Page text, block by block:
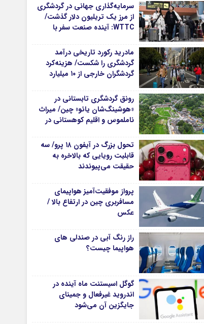
سرمایه‌گذاری جهانی در گردشگری
از مرز یک تریلیون دلار گذشت/
WTTC: آینده صنعت سفر با
تضمین می‌شود
مادرید رکورد تاریخی درآمد
گردشگری را شکست/ هزینه‌کرد
گردشگران خارجی از ۱۰ میلیارد
رونق گردشگری تابستانی در
«هوشینگ‌شان یائو» چین/ میراث
ناملموس و اقلیم کوهستانی در
تحول بزرگ در آیفون ۱۸ پرو/ سه
قابلیت رویایی که بالاخره به
حقیقت می‌پیوندند
پرواز موفقیت‌آمیز هواپیمای
مسافربری چین در ارتفاع بالا /
عکس
راز رنگ آبی در صندلی های
هواپیما چیست؟
گوگل اسیستنت ماه آینده در
اندروید غیرفعال و جمینای
جایگزین آن می‌شود